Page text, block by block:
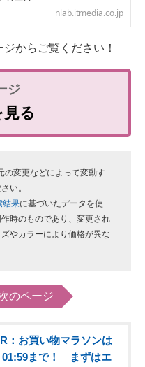
nlab.itmedia.co.jp
からご覧ください！
る
変更などによって変動す
い。
結果に基づいたデータを使
時のものであり、変更され
やカラーにより価格が異な
のページ
：お買い物マラソンは
01:59まで！ まずはエ